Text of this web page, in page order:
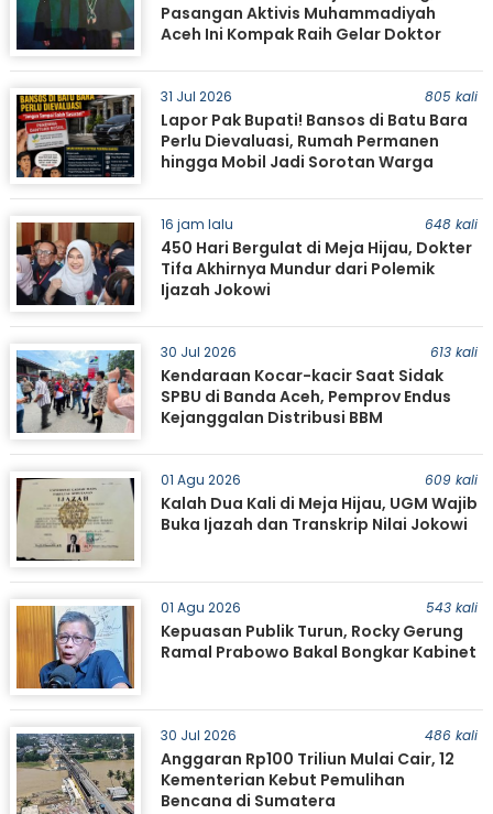
Pasangan Aktivis Muhammadiyah
Aceh Ini Kompak Raih Gelar Doktor
31 Jul 2026 805 kali
Lapor Pak Bupati! Bansos di Batu Bara
Perlu Dievaluasi, Rumah Permanen
hingga Mobil Jadi Sorotan Warga
16 jam lalu 648 kali
450 Hari Bergulat di Meja Hijau, Dokter
Tifa Akhirnya Mundur dari Polemik
Ijazah Jokowi
30 Jul 2026 613 kali
Kendaraan Kocar-kacir Saat Sidak
SPBU di Banda Aceh, Pemprov Endus
Kejanggalan Distribusi BBM
01 Agu 2026 609 kali
Kalah Dua Kali di Meja Hijau, UGM Wajib
Buka Ijazah dan Transkrip Nilai Jokowi
01 Agu 2026 543 kali
Kepuasan Publik Turun, Rocky Gerung
Ramal Prabowo Bakal Bongkar Kabinet
30 Jul 2026 486 kali
Anggaran Rp100 Triliun Mulai Cair, 12
Kementerian Kebut Pemulihan
Bencana di Sumatera